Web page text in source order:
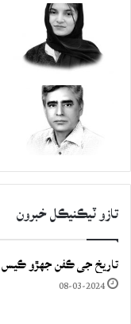
تازو ٽيڪنيڪل خبرون
تاريخ جي ڪفن جھڙو ڪيس
08-03-2024